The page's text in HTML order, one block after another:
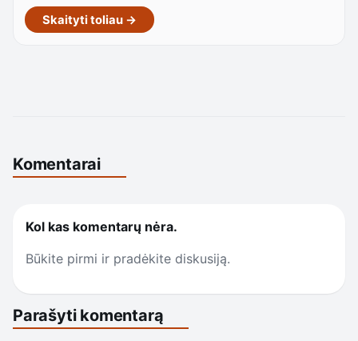
Skaityti toliau →
Komentarai
Kol kas komentarų nėra.
Būkite pirmi ir pradėkite diskusiją.
Parašyti komentarą